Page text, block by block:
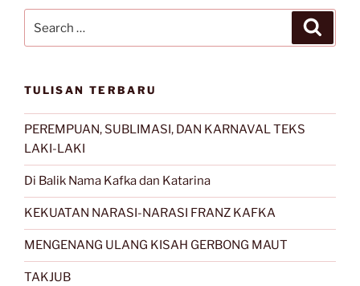
for:
TULISAN TERBARU
PEREMPUAN, SUBLIMASI, DAN KARNAVAL TEKS
LAKI-LAKI
Di Balik Nama Kafka dan Katarina
KEKUATAN NARASI-NARASI FRANZ KAFKA
MENGENANG ULANG KISAH GERBONG MAUT
TAKJUB